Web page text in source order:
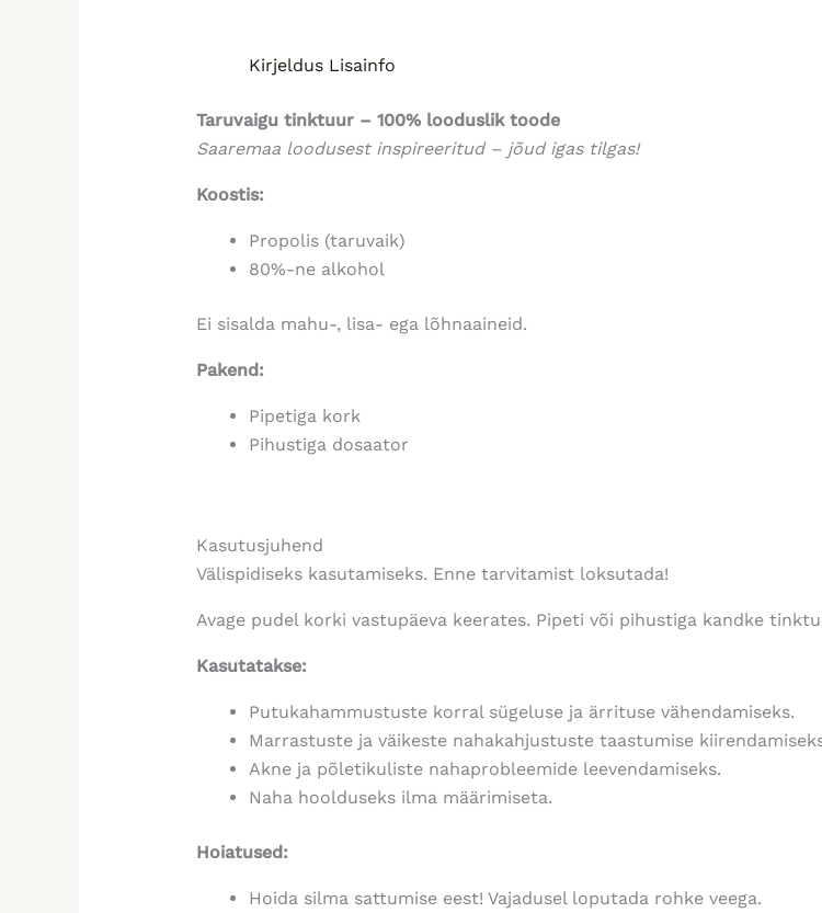
Kirjeldus Lisainfo
Taruvaigu tinktuur – 100% looduslik toode
Saaremaa loodusest inspireeritud – jõud igas tilgas!
Koostis:
Propolis (taruvaik)
80%-ne alkohol
Ei sisalda mahu-, lisa- ega lõhnaaineid.
Pakend:
Pipetiga kork
Pihustiga dosaator
Kasutusjuhend
Välispidiseks kasutamiseks. Enne tarvitamist loksutada!
Avage pudel korki vastupäeva keerates. Pipeti või pihustiga kandke
Kasutatakse:
Putukahammustuste korral sügeluse ja ärrituse vähendamiseks.
Marrastuste ja väikeste nahakahjustuste taastumise
Akne ja põletikuliste nahaprobleemide leevendamiseks.
Naha hoolduseks ilma määrimiseta.
Hoiatused:
Hoida silma sattumise eest! Vajadusel loputada rohke veega.